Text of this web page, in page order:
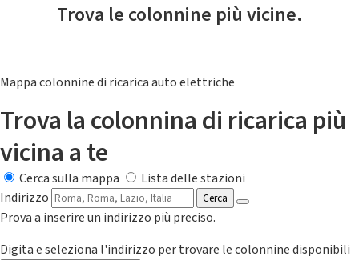
Trova le colonnine più vicine.
Mappa colonnine di ricarica auto elettriche
Trova la colonnina di ricarica più
vicina a te
Cerca sulla mappa
Lista delle stazioni
Indirizzo
Cerca
Prova a inserire un indirizzo più preciso.
Digita e seleziona l'indirizzo per trovare le colonnine disponibili